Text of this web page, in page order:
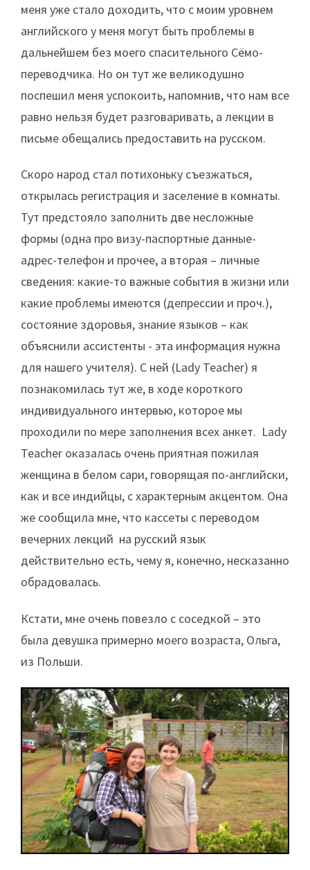
меня уже стало доходить, что с моим уровнем
английского у меня могут быть проблемы в
дальнейшем без моего спасительного Сёмо-
переводчика. Но он тут же великодушно
поспешил меня успокоить, напомнив, что нам все
равно нельзя будет разговаривать, а лекции в
письме обещались предоставить на русском.
Скоро народ стал потихоньку съезжаться,
открылась регистрация и заселение в комнаты.
Тут предстояло заполнить две несложные
формы (одна про визу-паспортные данные-
адрес-телефон и прочее, а вторая – личные
сведения: какие-то важные события в жизни или
какие проблемы имеются (депрессии и проч.),
состояние здоровья, знание языков – как
объяснили ассистенты - эта информация нужна
для нашего учителя). С ней (Lady Teacher) я
познакомилась тут же, в ходе короткого
индивидуального интервью, которое мы
проходили по мере заполнения всех анкет. Lady
Teacher оказалась очень приятная пожилая
женщина в белом сари, говорящая по-английски,
как и все индийцы, с характерным акцентом. Она
же сообщила мне, что кассеты с переводом
вечерних лекций на русский язык
действительно есть, чему я, конечно, несказанно
обрадовалась.
Кстати, мне очень повезло с соседкой – это
была девушка примерно моего возраста, Ольга,
из Польши.